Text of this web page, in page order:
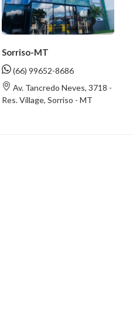
Sorriso-MT
(66) 99652-8686
Av. Tancredo Neves, 3718 -
Res. Village, Sorriso - MT